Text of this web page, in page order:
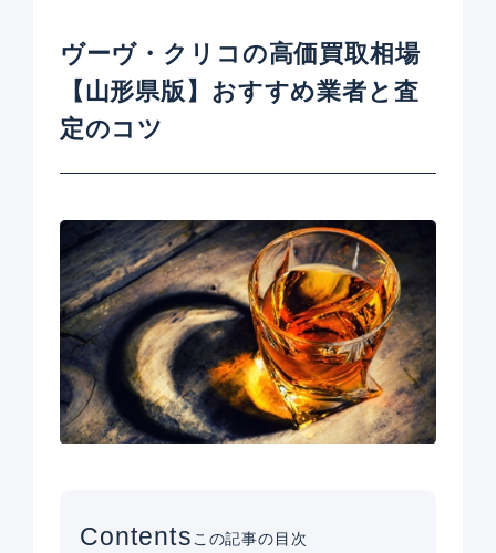
ヴーヴ・クリコの高価買取相場
【山形県版】おすすめ業者と査
定のコツ
Contentsこの記事の目次